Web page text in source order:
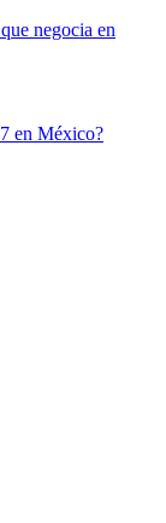
negocia en
en México?